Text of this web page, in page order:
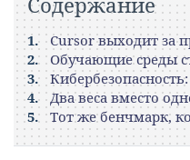
Cursor выходит за
Обучающие среды
Два веса вместо
Тот же бенчмарк,